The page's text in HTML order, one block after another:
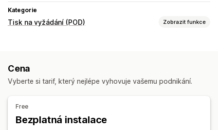
Kategorie
Tisk na vyžádání (POD) Zobrazit funkce
Možnosti dopravy
Vlastní doprava Celková cena
Cena
Vyberte si tarif, který nejlépe vyhovuje vašemu podnikání.
Free
Bezplatná instalace